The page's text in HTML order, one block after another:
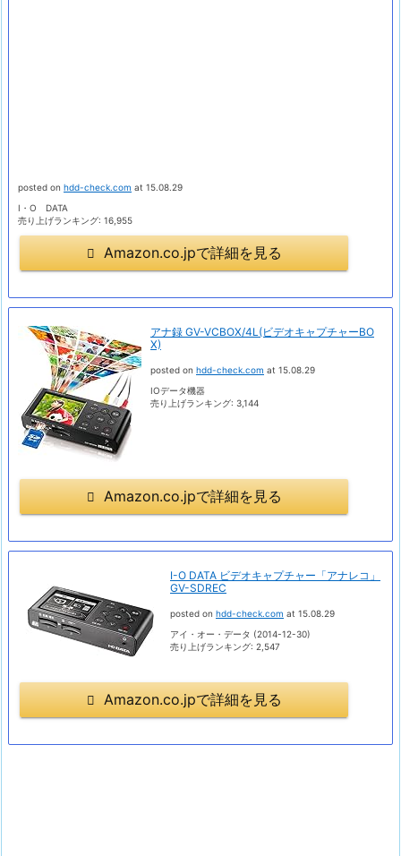
posted on hdd-check.com at 15.08.29
I・O DATA
売り上げランキング: 16,955
Amazon.co.jpで詳細を見る
アナ録 GV-VCBOX/4L(ビデオキャプチャーBO
X)
posted on hdd-check.com at 15.08.29
IOデータ機器
売り上げランキング: 3,144
Amazon.co.jpで詳細を見る
I-O DATA ビデオキャプチャー「アナレコ」
GV-SDREC
posted on hdd-check.com at 15.08.29
アイ・オー・データ (2014-12-30)
売り上げランキング: 2,547
Amazon.co.jpで詳細を見る